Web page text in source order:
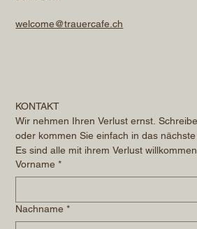
welcome@trauercafe.ch
KONTAKT
Wir nehmen Ihren Verlust ernst.
oder kommen Sie einfach in das
Es sind alle mit ihrem Verlust willkommen.
Vorname *
Nachname *